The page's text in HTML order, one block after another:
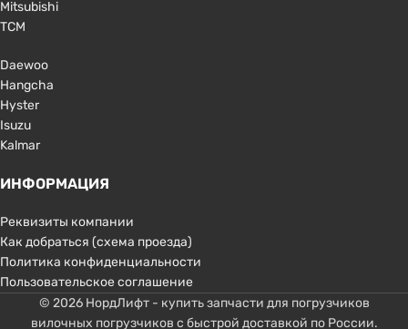
Mitsubishi
TCM
Daewoo
Hangcha
Hyster
Isuzu
Kalmar
ИНФОРМАЦИЯ
Реквизиты компании
Как добраться (схема проезда)
Политика конфиденциальности
Пользовательское соглашение
© 2026 НордЛифт - купить запчасти для погрузчиков
вилочных погрузчиков с быстрой доставкой по России.